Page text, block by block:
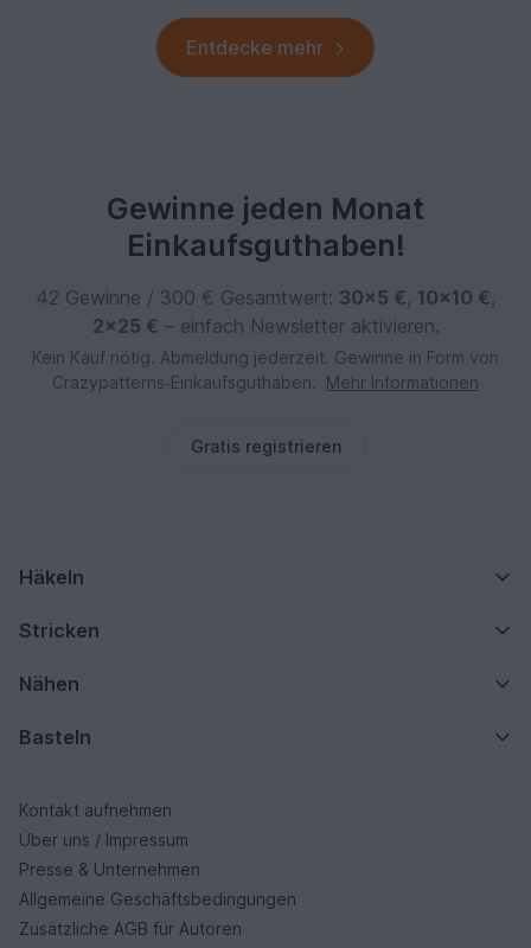
Entdecke mehr
Gewinne jeden Monat
Einkaufsguthaben!
42 Gewinne / 300 € Gesamtwert: 30×5 €, 10×10 €,
2×25 € – einfach Newsletter aktivieren.
Kein Kauf nötig. Abmeldung jederzeit. Gewinne in Form von
Crazypatterns‑Einkaufsguthaben.
Mehr Informationen
Gratis registrieren
Häkeln
Stricken
Nähen
Basteln
Kontakt aufnehmen
Über uns / Impressum
Presse & Unternehmen
Allgemeine Geschäftsbedingungen
Zusätzliche AGB für Autoren